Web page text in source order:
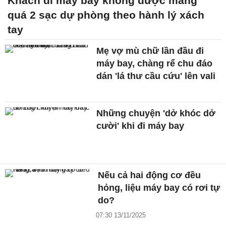
quá 2 sạc dự phòng theo hành lý xách
tay
Mẹ vợ mù chữ lần đầu đi
máy bay, chàng rể chu đáo
dán 'lá thư cầu cứu' lên vali
Những chuyện 'dở khóc dở
cười' khi đi máy bay
Nếu cả hai động cơ đều
hỏng, liệu máy bay có rơi tự
do?
07:30 13/11/2025